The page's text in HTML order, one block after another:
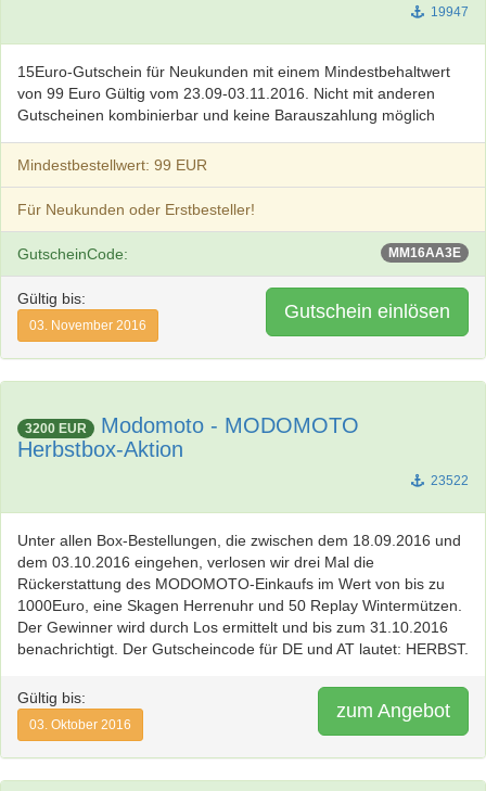
19947
15Euro-Gutschein für Neukunden mit einem Mindestbehaltwert
von 99 Euro Gültig vom 23.09-03.11.2016. Nicht mit anderen
Gutscheinen kombinierbar und keine Barauszahlung möglich
Mindestbestellwert: 99 EUR
Für Neukunden oder Erstbesteller!
GutscheinCode: MM16AA3E
Gültig bis:
03. November 2016
Gutschein einlösen
3200 EUR
Modomoto - MODOMOTO
Herbstbox-Aktion
23522
Unter allen Box-Bestellungen, die zwischen dem 18.09.2016 und
dem 03.10.2016 eingehen, verlosen wir drei Mal die
Rückerstattung des MODOMOTO-Einkaufs im Wert von bis zu
1000Euro, eine Skagen Herrenuhr und 50 Replay Wintermützen.
Der Gewinner wird durch Los ermittelt und bis zum 31.10.2016
benachrichtigt. Der Gutscheincode für DE und AT lautet: HERBST.
Gültig bis:
03. Oktober 2016
zum Angebot